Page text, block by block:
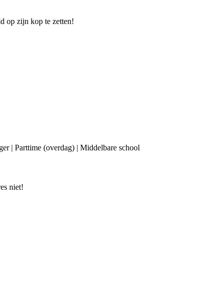
op zijn kop te zetten!
| Parttime (overdag) | Middelbare school
niet!